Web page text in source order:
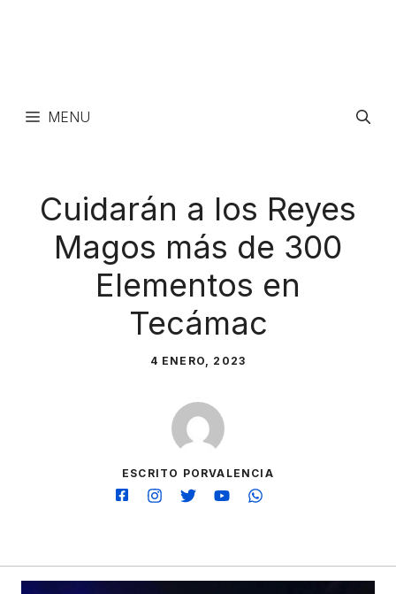
MENU
Cuidarán a los Reyes
Magos más de 300
Elementos en
Tecámac
4 ENERO, 2023
ESCRITO PORVALENCIA